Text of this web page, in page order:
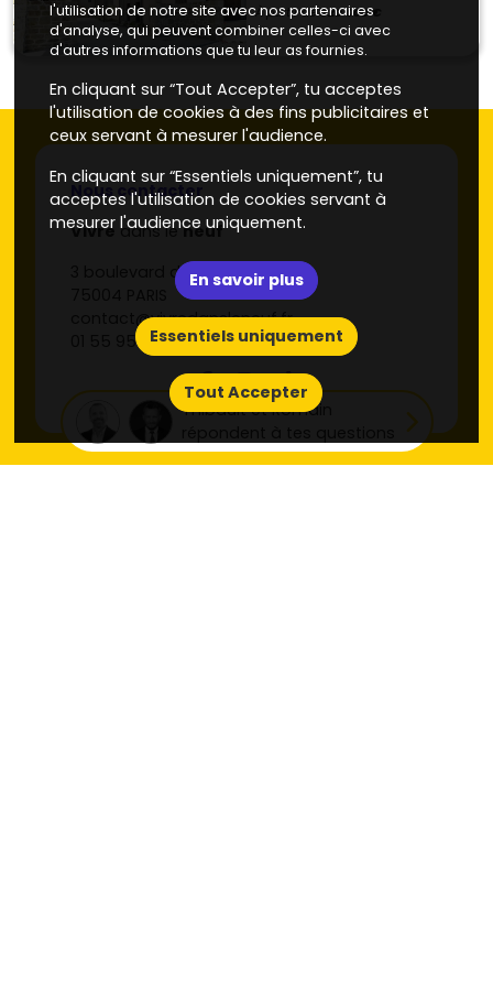
À partir de320 000 €
Thibault et Romain
Nous contacter
Vivre dans leneuf
3 boulevard du Palais
contact@vivredansleneuf.fr
01 55 95 89 89
l'utilisation de notre site avec nos partenaires
d'analyse, qui peuvent combiner celles-ci avec
d'autres informations que tu leur as fournies.
En cliquant sur “Tout Accepter”, tu acceptes
l'utilisation de cookies à des fins publicitaires et
ceux servant à mesurer l'audience.
En cliquant sur “Essentiels uniquement”, tu
acceptes l'utilisation de cookies servant à
mesurer l'audience uniquement.
En savoir plus
Essentiels uniquement
Tout Accepter